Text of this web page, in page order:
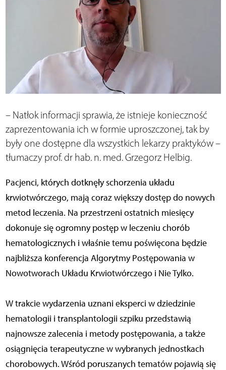
– Natłok informacji sprawia, że istnieje konieczność
zaprezentowania ich w formie uproszczonej, tak by
były one dostępne dla wszystkich lekarzy praktyków –
tłumaczy prof. dr hab. n. med. Grzegorz Helbig.
Pacjenci, których dotknęły schorzenia układu
krwiotwórczego, mają coraz większy dostęp do nowych
metod leczenia. Na przestrzeni ostatnich miesięcy
dokonuje się ogromny postęp w leczeniu chorób
hematologicznych i właśnie temu poświęcona będzie
najbliższa konferencja Algorytmy Postępowania w
Nowotworach Układu Krwiotwórczego i Nie Tylko.
W trakcie wydarzenia uznani eksperci w dziedzinie
hematologii i transplantologii szpiku przedstawią
najnowsze zalecenia i metody postępowania, a także
osiągnięcia terapeutyczne w wybranych jednostkach
chorobowych. Wśród poruszanych tematów pojawią się